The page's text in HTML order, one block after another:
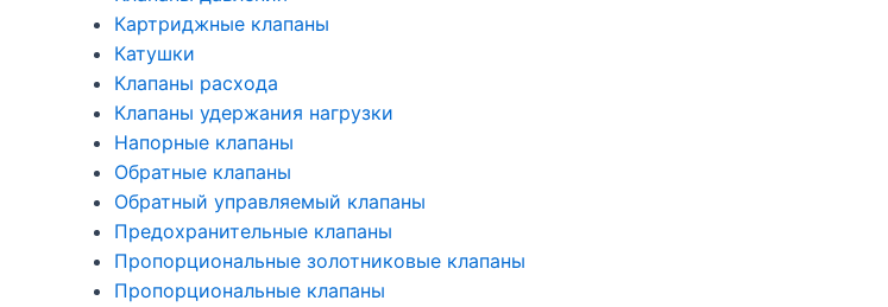
Картриджные клапаны
Катушки
Клапаны расхода
Клапаны удержания нагрузки
Напорные клапаны
Обратные клапаны
Обратный управляемый клапаны
Предохранительные клапаны
Пропорциональные золотниковые клапаны
Пропорциональные клапаны